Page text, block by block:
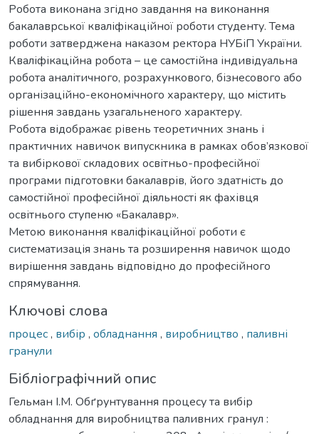
Робота виконана згідно завдання на виконання
бакалаврської кваліфікаційної роботи студенту. Тема
роботи затверджена наказом ректора НУБіП України.
Кваліфікаційна робота – це самостійна індивідуальна
робота аналітичного, розрахункового, бізнесового або
організаційно-економічного характеру, що містить
рішення завдань узагальненого характеру.
Робота відображає рівень теоретичних знань і
практичних навичок випускника в рамках обов’язкової
та вибіркової складових освітньо-професійної
програми підготовки бакалаврів, його здатність до
самостійної професійної діяльності як фахівця
освітнього ступеню «Бакалавр».
Метою виконання кваліфікаційної роботи є
систематизація знань та розширення навичок щодо
вирішення завдань відповідно до професійного
спрямування.
Ключові слова
процес, вибір , обладнання , виробництво , паливні
гранули
Бібліографічний опис
Гельман І.М. Обґрунтування процесу та вибір
обладнання для виробництва паливних гранул :